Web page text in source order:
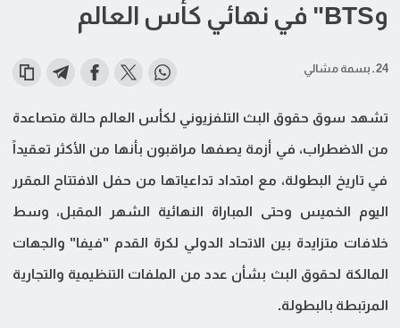
وBTS" في نهائي كأس العالم
24 ـ بسمة مشالي
تشهد سوق حقوق البث التلفزيوني لكأس العالم حالة متصاعدة
من الاضطراب، في أزمة يصفها مراقبون بأنها من الأكثر تعقيداً
في تاريخ البطولة، مع امتداد تداعياتها من حفل الافتتاح المقرر
اليوم الخميس وحتى المباراة النهائية الشهر المقبل، وسط
خلافات متزايدة بين الاتحاد الدولي لكرة القدم "فيفا" والجهات
المالكة لحقوق البث بشأن عدد من الملفات التنظيمية والتجارية
المرتبطة بالبطولة.